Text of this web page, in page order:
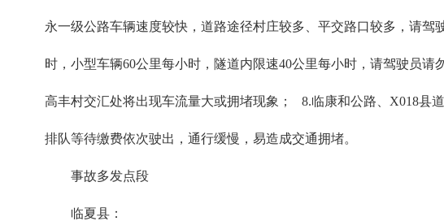
永一级公路车辆速度较快，道路途径村庄较多、平交路口较多，请
时，小型车辆60公里每小时，隧道内限速40公里每小时，请驾驶员
高丰村交汇处将出现车流量大或拥堵现象； 8.临康和公路、X018县
排队等待缴费依次驶出，通行缓慢，易造成交通拥堵。
事故多发点段
临夏县：